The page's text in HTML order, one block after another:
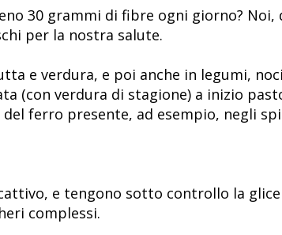
30 grammi di fibre ogni giorno? Noi,
per la nostra salute.
e verdura, e poi anche in legumi,
(con verdura di stagione) a inizio
ferro presente, ad esempio, negli
e tengono sotto controllo la
complessi.